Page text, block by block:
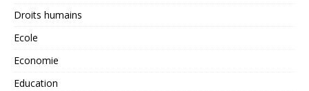
Droits humains
Ecole
Economie
Education